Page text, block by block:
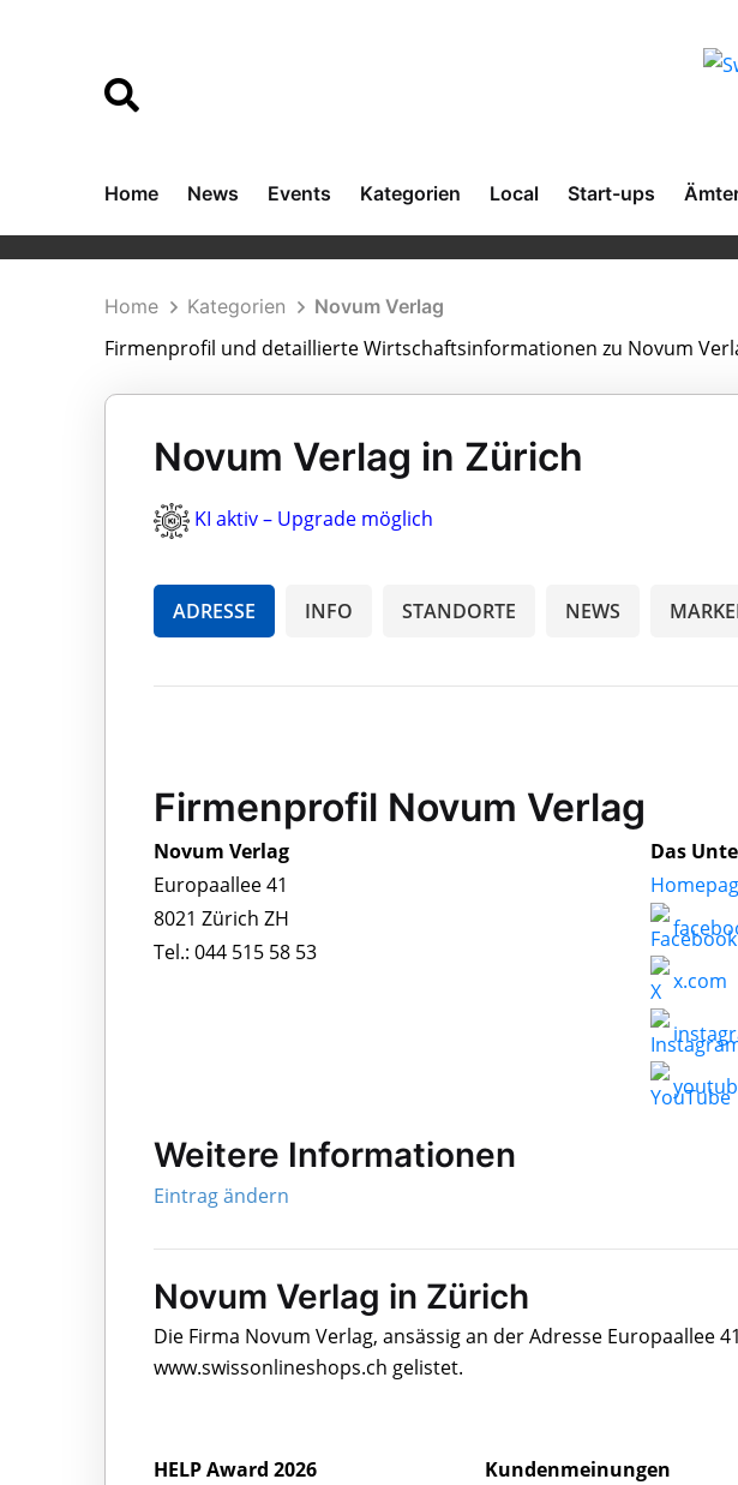
Home News Events Kategorien Local Start-ups
Home Kategorien Novum Verlag
Firmenprofil und detaillierte Wirtschaftsinformationen zu Novum
Novum Verlag in Zürich
KI aktiv – Upgrade möglich
ADRESSE INFO STANDORTE NEWS
Firmenprofil Novum Verlag
Novum Verlag
Europaallee 41
8021 Zürich ZH
Tel.: 044 515 58 53
Das
x.com
Weitere Informationen
Eintrag ändern
Novum Verlag in Zürich
Die Firma Novum Verlag, ansässig an der Adresse Europaallee
www.swissonlineshops.ch gelistet.
HELP Award 2026
Kundenmeinungen